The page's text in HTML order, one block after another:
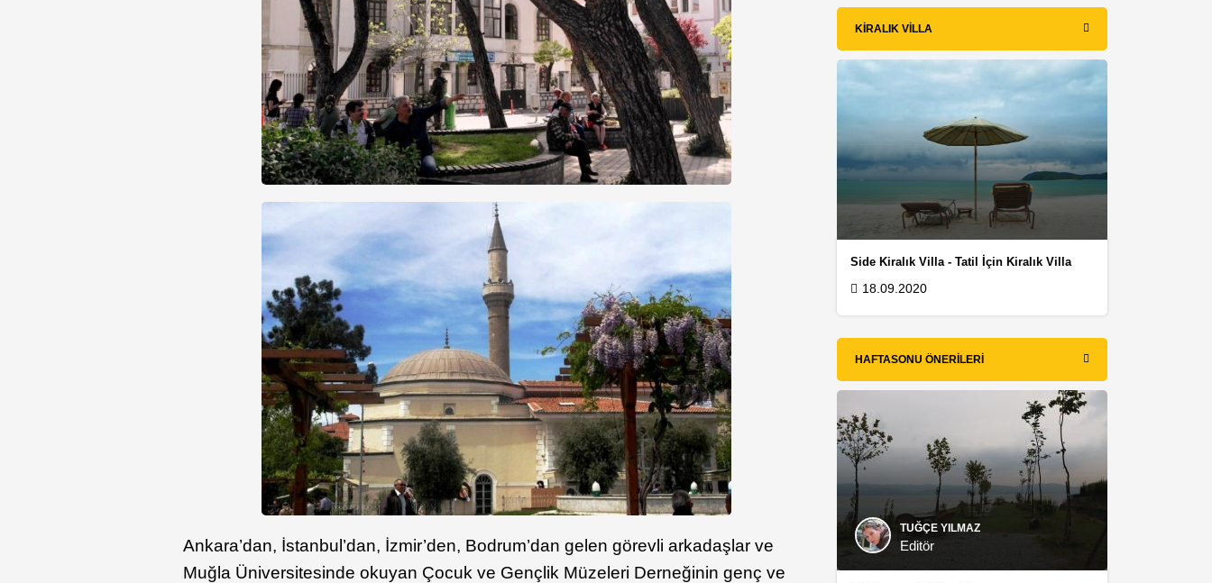
Ankara’dan, İstanbul’dan, İzmir’den, Bodrum’dan gelen görevli arkadaşlar ve
Muğla Üniversitesinde okuyan Çocuk ve Gençlik Müzeleri Derneğinin genç ve
KIRALIK VILLA
Side Kiralık Villa - Tatil İçin Kiralık Villa
18.09.2020
HAFTASONU ÖNERILERI
TUĞÇE YILMAZ
Editör